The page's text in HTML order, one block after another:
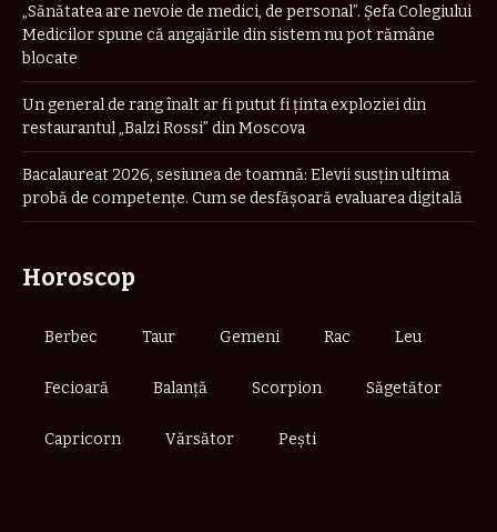
„Sănătatea are nevoie de medici, de personal”. Șefa Colegiului
Medicilor spune că angajările din sistem nu pot rămâne
blocate
Un general de rang înalt ar fi putut fi ținta exploziei din
restaurantul „Balzi Rossi” din Moscova
Bacalaureat 2026, sesiunea de toamnă: Elevii susțin ultima
probă de competențe. Cum se desfășoară evaluarea digitală
Horoscop
Berbec Taur Gemeni Rac Leu
Fecioară Balanță Scorpion Săgetător
Capricorn Vărsător Pești